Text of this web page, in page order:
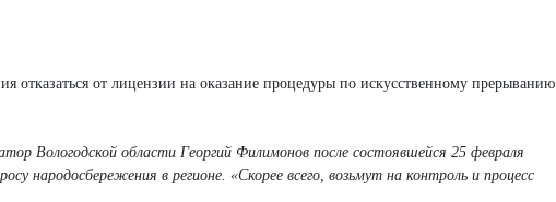
отказаться от лицензии на оказание процедуры по искусственному прерыванию
Вологодской области Георгий Филимонов после состоявшейся 25 февраля
народосбережения в регионе. «Скорее всего, возьмут на контроль и процесс